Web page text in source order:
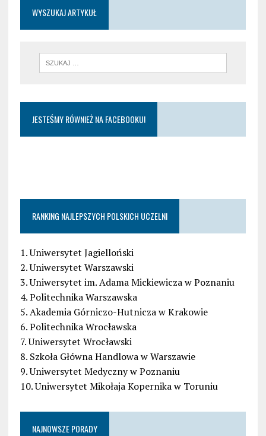
WYSZUKAJ ARTYKUŁ
JESTEŚMY RÓWNIEŻ NA FACEBOOKU!
RANKING NAJLEPSZYCH POLSKICH UCZELNI
1. Uniwersytet Jagielloński
2. Uniwersytet Warszawski
3. Uniwersytet im. Adama Mickiewicza w Poznaniu
4. Politechnika Warszawska
5. Akademia Górniczo-Hutnicza w Krakowie
6. Politechnika Wrocławska
7. Uniwersytet Wrocławski
8. Szkoła Główna Handlowa w Warszawie
9. Uniwersytet Medyczny w Poznaniu
10. Uniwersytet Mikołaja Kopernika w Toruniu
NAJNOWSZE PORADY